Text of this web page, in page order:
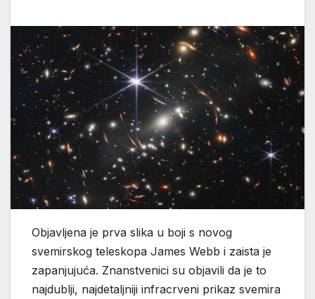
Objavljena je prva slika u boji s novog
svemirskog teleskopa James Webb i zaista je
zapanjujuća. Znanstvenici su objavili da je to
najdublji, najdetaljniji infracrveni prikaz svemira